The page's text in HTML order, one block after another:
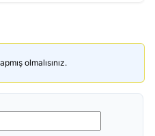
olmalısınız.